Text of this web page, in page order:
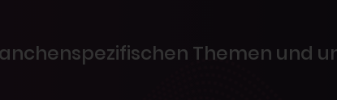
Themen und